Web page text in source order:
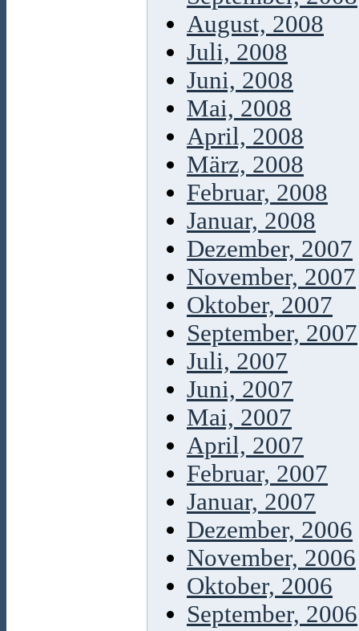
August, 2008
Juli, 2008
Juni, 2008
Mai, 2008
April, 2008
März, 2008
Februar, 2008
Januar, 2008
Dezember, 2007
November, 2007
Oktober, 2007
September, 2007
Juli, 2007
Juni, 2007
Mai, 2007
April, 2007
Februar, 2007
Januar, 2007
Dezember, 2006
November, 2006
Oktober, 2006
September, 2006